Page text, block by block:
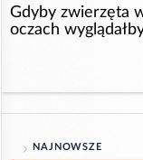
Gdyby zwierzęta
oczach
NAJNOWSZE